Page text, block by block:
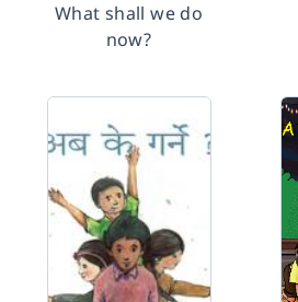
What shall we do
now?